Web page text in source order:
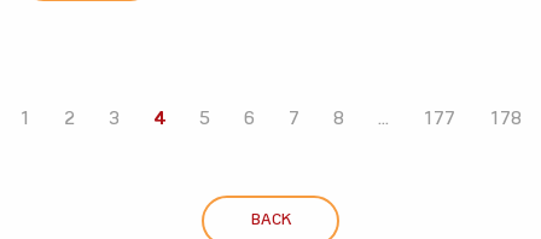
1 2 3 4 5 6 7 8 ... 177 178
BACK